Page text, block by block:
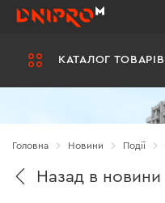
КАТАЛОГ ТОВАРІВ
Головна Новини Події
Назад в новини